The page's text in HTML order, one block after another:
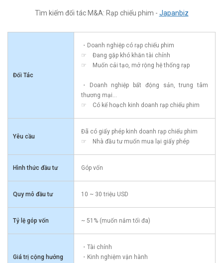
Tìm kiếm đối tác M&A: Rạp chiếu phim - Japanbiz
Đối Tác
・Doanh nghiệp có rạp chiếu phim
☞ Đang gặp khó khăn tài chính
☞ Muốn cải tạo, mở rộng hệ thống rạp
・Doanh nghiệp bất động sản, trung tâm
thương mại...
☞ Có kế hoạch kinh doanh rạp chiếu phim
Yêu cầu
Đã có giấy phép kinh doanh rạp chiếu phim
☞ Nhà đầu tư muốn mua lại giấy phép
Hình thức đầu tư Góp vốn
Quy mô đầu tư 10 ~ 30 triệu USD
Tỷ lệ góp vốn ~ 51% (muốn nắm tối đa)
Giá trị cộng hưởng
・Tài chính
・Kinh nghiệm vận hành